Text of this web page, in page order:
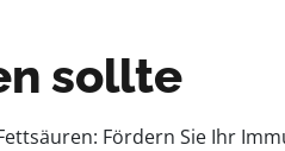
sollte
Fördern Sie Ihr